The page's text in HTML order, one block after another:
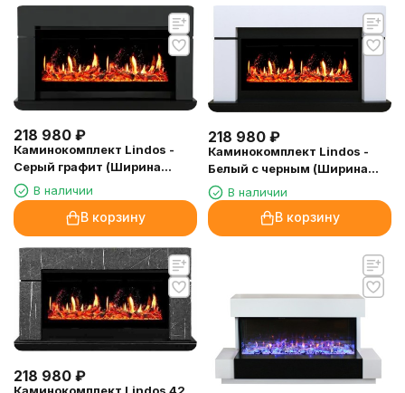
218 980 ₽
Каминокомплект Lindos -
Серый графит (Ширина
1470мм) с очагом 5D V-ART
40
В наличии
В корзину
218 980 ₽
Каминокомплект Lindos -
Белый с черным (Ширина
1470мм) с очагом 5D V-ART
40
В наличии
В корзину
218 980 ₽